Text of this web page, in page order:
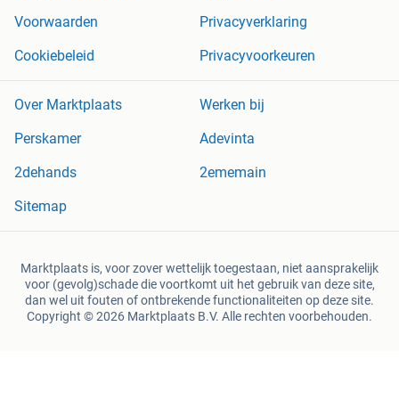
Voorwaarden
Privacyverklaring
Cookiebeleid
Privacyvoorkeuren
Over Marktplaats
Werken bij
Perskamer
Adevinta
2dehands
2ememain
Sitemap
Marktplaats is, voor zover wettelijk toegestaan, niet aansprakelijk
voor (gevolg)schade die voortkomt uit het gebruik van deze site,
dan wel uit fouten of ontbrekende functionaliteiten op deze site.
Copyright © 2026 Marktplaats B.V. Alle rechten voorbehouden.